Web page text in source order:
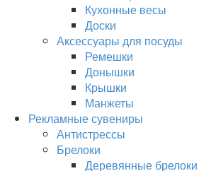
Кухонные весы
Доски
Аксессуары для посуды
Ремешки
Донышки
Крышки
Манжеты
Рекламные сувениры
Антистрессы
Брелоки
Деревянные брелоки